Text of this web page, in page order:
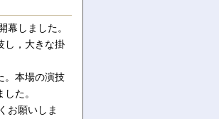
しました。
し，大きな掛
。本場の演技
た。
お願いしま